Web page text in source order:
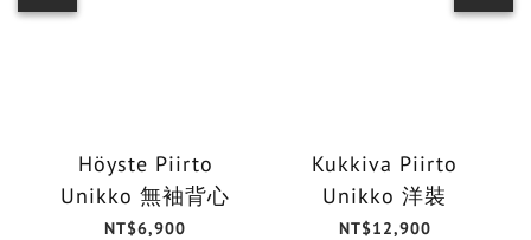
Höyste Piirto
Unikko 無袖背心
NT$6,900
Kukkiva Piirto
Unikko 洋裝
NT$12,900